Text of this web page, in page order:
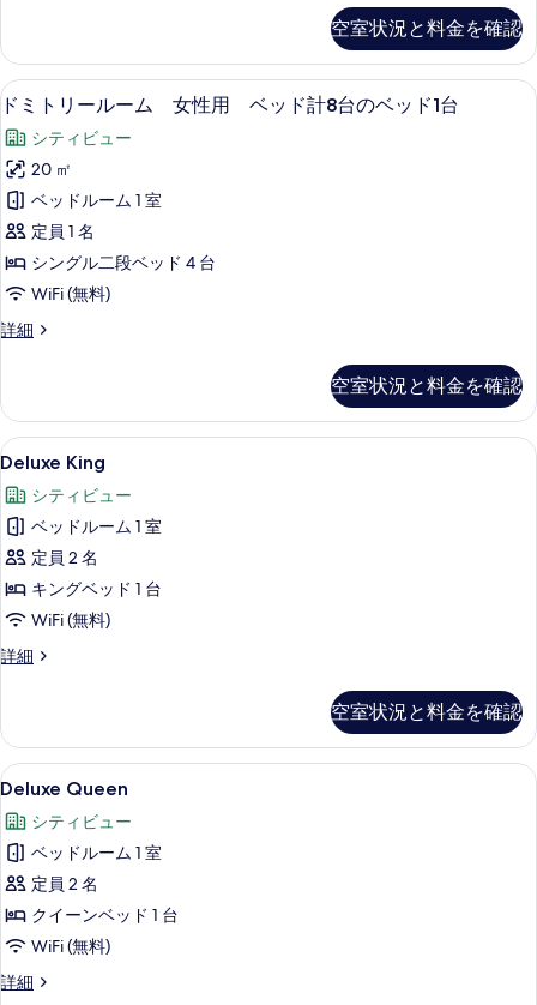
示
す
る
真
を
表
示
す
る
用
バ
ス
ル
ー
ム
の
す
べ
て
真
を
表
示
す
る
ッ
ド
(複
台)
専
用
バ
ス
ル
ー
ム
の
詳
空室状況と料金を確認
ド
ミ
ト
リ
ー
ル
ー
女
用
ベ
ッ
ド
計
8
台
の
ベ
1
台
の
す
べ
て
の
写
真
ドミトリールーム 女性用 ベッド計
6
ドミトリールーム 女性用 ベッド計8台のベッド1台
シティビュー
20 ㎡
ベッドルーム 1 室
定員 1 名
シングル二段ベッド 4 台
WiFi (無料)
詳細
ド
ー
ル
ー
女
性
用
ベ
ッ
ド
計
8
ッ
ド
1
の
詳
細
空室状況と料金を確認
Deluxe
King
の
す
べ
て
の
写
表
示
す
る
遮光カーテン、防音設備、アイロン /
5
Deluxe King
シティビュー
ベッドルーム 1 室
定員 2 名
キングベッド 1 台
WiFi (無料)
詳細
Deluxe
細
空室状況と料金を確認
Deluxe
Queen
の
す
べ
て
の
写
Deluxe Queen | 遮光カーテン、防音
6
Deluxe Queen
シティビュー
ベッドルーム 1 室
定員 2 名
クイーンベッド 1 台
WiFi (無料)
詳細
Deluxe